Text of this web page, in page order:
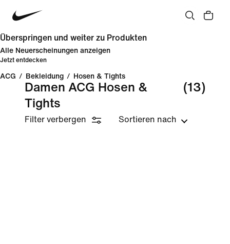
Überspringen und weiter zu Produkten
Alle Neuerscheinungen anzeigen
Jetzt entdecken
ACG / Bekleidung / Hosen & Tights
Damen ACG Hosen &
Tights
(13)
Filter verbergen Sortieren nach